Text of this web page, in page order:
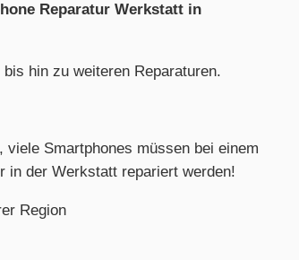
Reparatur Werkstatt in
bis hin zu weiteren Reparaturen.
Smartphones müssen bei einem
in der Werkstatt repariert werden!
Region